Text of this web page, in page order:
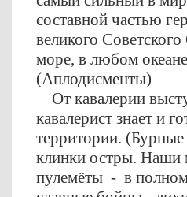
составной частью
великого
море, в любом
(Аплодисменты)
От кавалерии
кавалерист знает и
территории.
клинки остры. Наши
пулемёты - в